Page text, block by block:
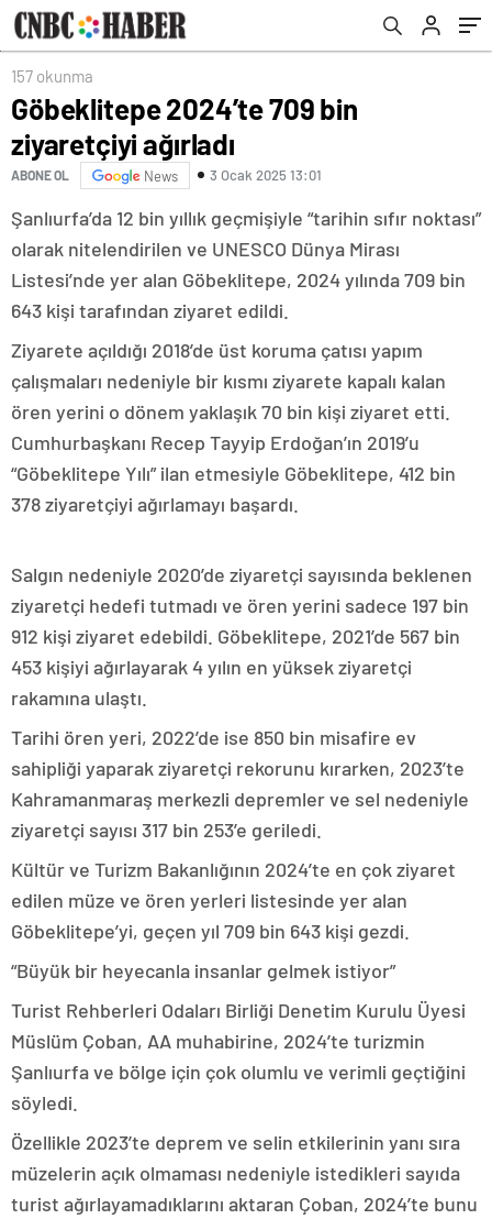
157 okunma
Göbeklitepe 2024’te 709 bin
ziyaretçiyi ağırladı
ABONE OL News 3 Ocak 2025 13:01
Şanlıurfa’da 12 bin yıllık geçmişiyle “tarihin sıfır noktası”
olarak nitelendirilen ve UNESCO Dünya Mirası
Listesi’nde yer alan Göbeklitepe, 2024 yılında 709 bin
643 kişi tarafından ziyaret edildi.
Ziyarete açıldığı 2018’de üst koruma çatısı yapım
çalışmaları nedeniyle bir kısmı ziyarete kapalı kalan
ören yerini o dönem yaklaşık 70 bin kişi ziyaret etti.
Cumhurbaşkanı Recep Tayyip Erdoğan’ın 2019’u
“Göbeklitepe Yılı” ilan etmesiyle Göbeklitepe, 412 bin
378 ziyaretçiyi ağırlamayı başardı.
Salgın nedeniyle 2020’de ziyaretçi sayısında beklenen
ziyaretçi hedefi tutmadı ve ören yerini sadece 197 bin
912 kişi ziyaret edebildi. Göbeklitepe, 2021’de 567 bin
453 kişiyi ağırlayarak 4 yılın en yüksek ziyaretçi
rakamına ulaştı.
Tarihi ören yeri, 2022’de ise 850 bin misafire ev
sahipliği yaparak ziyaretçi rekorunu kırarken, 2023’te
Kahramanmaraş merkezli depremler ve sel nedeniyle
ziyaretçi sayısı 317 bin 253’e geriledi.
Kültür ve Turizm Bakanlığının 2024’te en çok ziyaret
edilen müze ve ören yerleri listesinde yer alan
Göbeklitepe’yi, geçen yıl 709 bin 643 kişi gezdi.
“Büyük bir heyecanla insanlar gelmek istiyor”
Turist Rehberleri Odaları Birliği Denetim Kurulu Üyesi
Müslüm Çoban, AA muhabirine, 2024’te turizmin
Şanlıurfa ve bölge için çok olumlu ve verimli geçtiğini
söyledi.
Özellikle 2023’te deprem ve selin etkilerinin yanı sıra
müzelerin açık olmaması nedeniyle istedikleri sayıda
turist ağırlayamadıklarını aktaran Çoban, 2024’te bunu